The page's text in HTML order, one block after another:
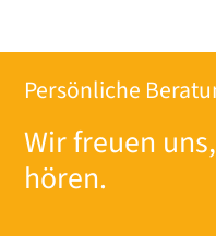
Persönliche
Wir freuen
hören.